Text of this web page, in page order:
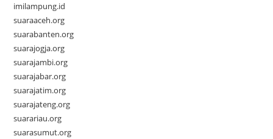
imilampung.id
suaraaceh.org
suarabanten.org
suarajogja.org
suarajambi.org
suarajabar.org
suarajatim.org
suarajateng.org
suarariau.org
suarasumut.org